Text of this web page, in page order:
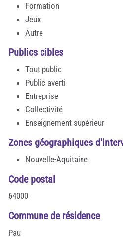
Formation
Jeux
Autre
Publics cibles
Tout public
Public averti
Entreprise
Collectivité
Enseignement supérieur
Zones géographiques
Nouvelle-Aquitaine
Code postal
64000
Commune de résidence
Pau